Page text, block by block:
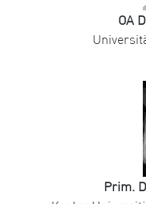
OA
Prim.